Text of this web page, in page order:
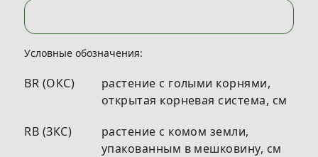
Условные обозначения:
BR (ОКС)
растение с голыми корнями,
открытая корневая система, см
RB (ЗКС)
растение с комом земли,
упакованным в мешковину, см